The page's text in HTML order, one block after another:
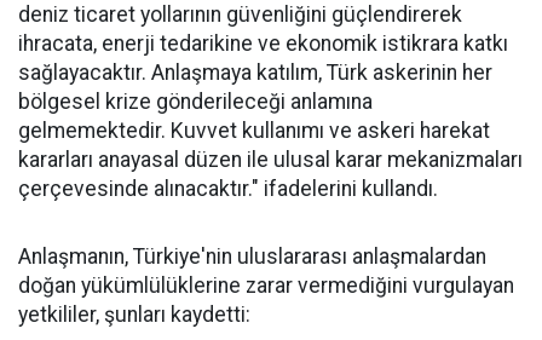
deniz ticaret yollarının güvenliğini güçlendirerek
ihracata, enerji tedarikine ve ekonomik istikrara katkı
sağlayacaktır. Anlaşmaya katılım, Türk askerinin her
bölgesel krize gönderileceği anlamına
gelmemektedir. Kuvvet kullanımı ve askeri harekat
kararları anayasal düzen ile ulusal karar mekanizmaları
çerçevesinde alınacaktır." ifadelerini kullandı.
Anlaşmanın, Türkiye'nin uluslararası anlaşmalardan
doğan yükümlülüklerine zarar vermediğini vurgulayan
yetkililer, şunları kaydetti: